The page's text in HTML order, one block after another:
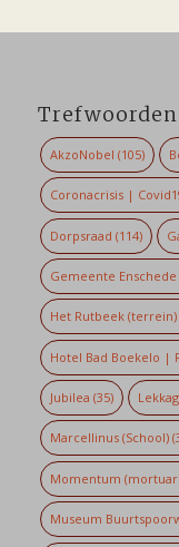
Trefwoorden
AkzoNobel (105)
Coronacrisis |
Dorpsraad (114)
Gemeente Enschede
Het Rutbeek (terrein)
Hotel Bad Boekelo |
Jubilea (35)
Marcellinus (School)
Momentum
Museum